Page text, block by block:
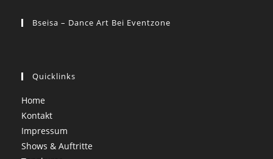
Bseisa – Dance Art Bei Eventzone
Quicklinks
Home
Kontakt
Impressum
Shows & Auftritte